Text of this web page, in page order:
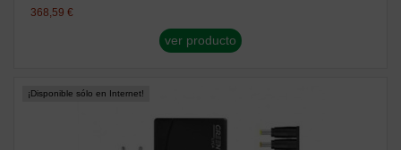
368,59 €
ver producto
¡Disponible sólo en Internet!